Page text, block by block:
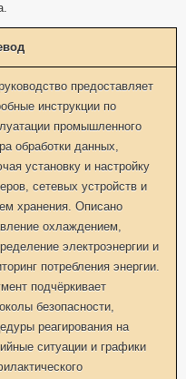
предоставляет
инструкции по
промышленного
обработки данных,
установку и настройку
сетевых устройств и
хранения. Описано
охлаждением,
электроэнергии и
потребления энергии.
подчёркивает
безопасности,
реагирования на
ситуации и графики